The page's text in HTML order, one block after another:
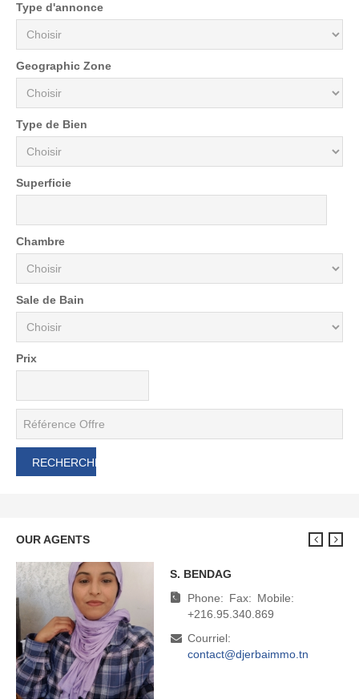
Type d'annonce
Geographic Zone
Type de Bien
Superficie
Chambre
Sale de Bain
Prix
OUR AGENTS
S. BENDAG
Phone: Fax: Mobile:
+216.95.340.869
Courriel:
contact@djerbaimmo.tn
M. BOUDHINA
Phone: Fax: Mobile:
+216.95.340.869
Courriel:
direction@djerbaimmo.tn